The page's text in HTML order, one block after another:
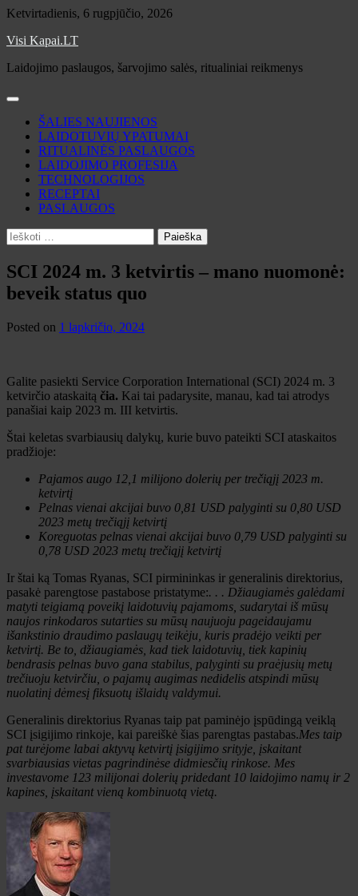
Skip
content
Ketvirtadienis, 6 rugpjūčio, 2026
Visi Kapai.LT
Laidojimo paslaugos, šarvojimo salės, ritualiniai reikmenys
ŠALIES NAUJIENOS
LAIDOTUVIŲ YPATUMAI
RITUALINĖS PASLAUGOS
LAIDOJIMO PROFESIJA
TECHNOLOGIJOS
RECEPTAI
PASLAUGOS
Ieškoti:
SCI 2024 m. 3 ketvirtis – mano nuomonė:
beveik status quo
Posted on 1 lapkričio, 2024
Galite pasiekti Service Corporation International (SCI) 2024 m. 3
ketvirčio ataskaitą čia. Kai tai padarysite, manau, kad tai atrodys
panašiai kaip 2023 m. III ketvirtis.
Štai keletas svarbiausių dalykų, kurie buvo pateikti SCI ataskaitos
pradžioje:
Pajamos augo 12,1 milijono dolerių per trečiąjį 2023 m.
ketvirtį
Pelnas vienai akcijai buvo 0,81 USD palyginti su 0,80 USD
2023 metų trečiąjį ketvirtį
Koreguotas pelnas vienai akcijai buvo 0,79 USD palyginti su
0,78 USD 2023 metų trečiąjį ketvirtį
Ir štai ką Tomas Ryanas, SCI pirmininkas ir generalinis direktorius,
pasakė parengtose pastabose pristatyme:. . . Džiaugiamės galėdami
matyti teigiamą poveikį laidotuvių pajamoms, sudarytai iš mūsų
naujos rinkodaros sutarties su mūsų naujuoju pageidaujamu
išankstinio draudimo paslaugų teikėju, kuris pradėjo veikti per
ketvirtį. Be to, džiaugiamės, kad tiek laidotuvių, tiek kapinių
bendrasis pelnas buvo gana stabilus, palyginti su praėjusių metų
trečiuoju ketvirčiu, o pajamų augimas nedidelis atspindi mūsų
nuolatinį dėmesį fiksuotų išlaidų valdymui.
Generalinis direktorius Ryanas taip pat paminėjo įspūdingą veiklą
SCI įsigijimo rinkoje, kai pareiškė šias parengtas pastabas.Mes taip
pat turėjome labai aktyvų ketvirtį įsigijimo srityje, įskaitant
svarbiausias vietas pagrindinėse didmiesčių rinkose. Mes
investavome 123 milijonai dolerių pridedant 10 laidojimo namų ir 2
kapines, įskaitant vieną kombinuotą vietą.